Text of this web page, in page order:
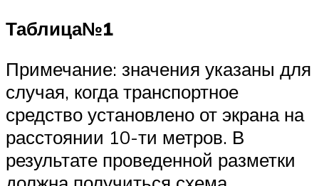
Таблица№1
Примечание: значения указаны для
случая, когда транспортное
средство установлено от экрана на
расстоянии 10-ти метров. В
результате проведенной разметки